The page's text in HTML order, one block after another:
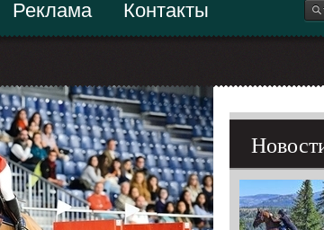
Реклама Контакты